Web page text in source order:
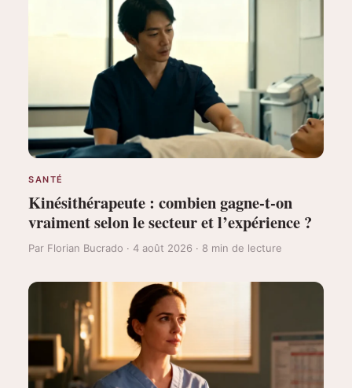
SANTÉ
Kinésithérapeute : combien gagne-t-on
vraiment selon le secteur et l’expérience ?
Par Florian Bucrado · 4 août 2026 · 8 min de lecture